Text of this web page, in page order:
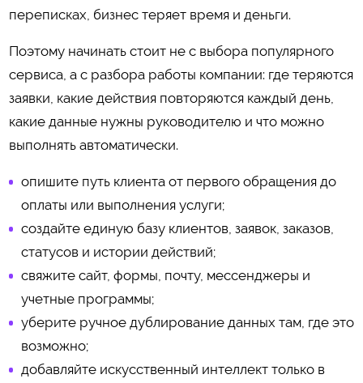
переписках, бизнес теряет время и деньги.
Поэтому начинать стоит не с выбора популярного
сервиса, а с разбора работы компании: где теряются
заявки, какие действия повторяются каждый день,
какие данные нужны руководителю и что можно
выполнять автоматически.
опишите путь клиента от первого обращения до
оплаты или выполнения услуги;
создайте единую базу клиентов, заявок, заказов,
статусов и истории действий;
свяжите сайт, формы, почту, мессенджеры и
учетные программы;
уберите ручное дублирование данных там, где это
возможно;
добавляйте искусственный интеллект только в